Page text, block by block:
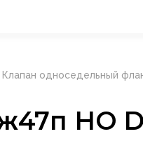
Клапан односедельный
НО